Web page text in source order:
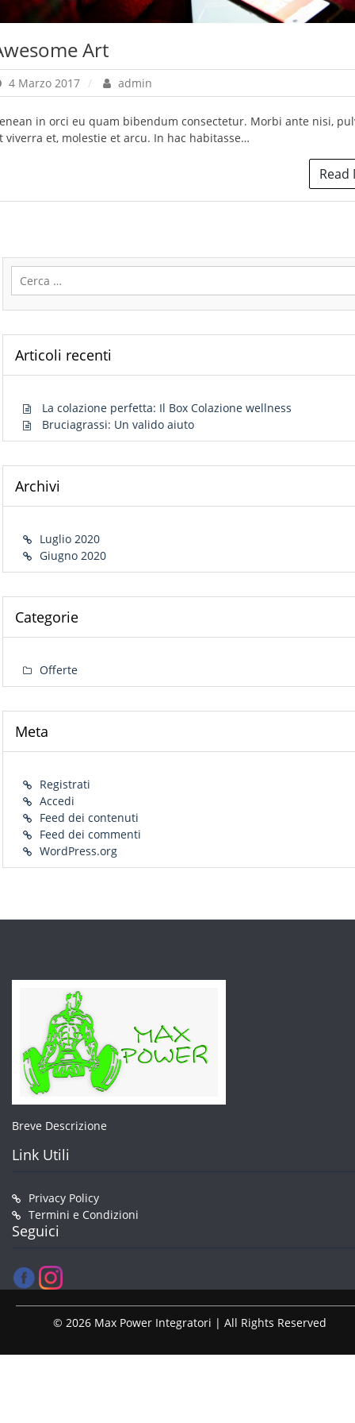
Art
4 Marzo 2017 admin
in orci eu quam bibendum consectetur. Morbi ante nisi,
viverra et, molestie et arcu. In hac habitasse…
Read
per:
Articoli recenti
La colazione perfetta: Il Box Colazione wellness
Bruciagrassi: Un valido aiuto
Archivi
Luglio 2020
Giugno 2020
Categorie
Offerte
Meta
Registrati
Accedi
Feed dei contenuti
Feed dei commenti
WordPress.org
Breve Descrizione
Link Utili
Privacy Policy
Termini e Condizioni
Seguici
© 2026 Max Power Integratori | All Rights Reserved